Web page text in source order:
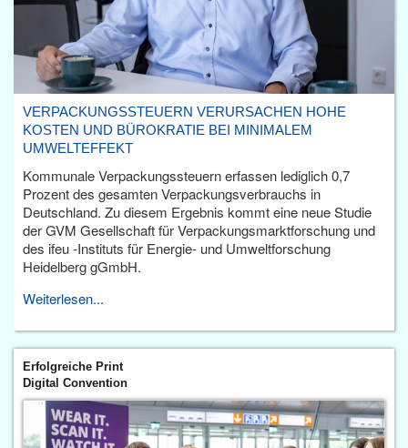
VERPACKUNGSSTEUERN VERURSACHEN HOHE
KOSTEN UND BÜROKRATIE BEI MINIMALEM
UMWELTEFFEKT
Kommunale Verpackungssteuern erfassen lediglich 0,7
Prozent des gesamten Verpackungsverbrauchs in
Deutschland. Zu diesem Ergebnis kommt eine neue Studie
der GVM Gesellschaft für Verpackungsmarktforschung und
des ifeu -Instituts für Energie- und Umweltforschung
Heidelberg gGmbH.
Weiterlesen...
Erfolgreiche Print
Digital Convention